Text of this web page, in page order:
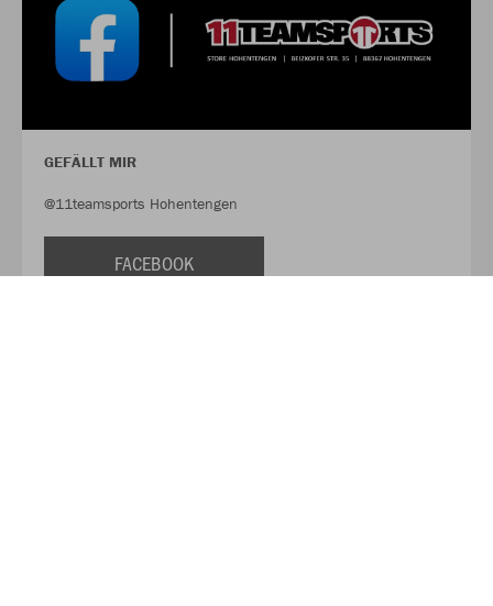
GEFÄLLT MIR
@11teamsports Hohentengen
FACEBOOK